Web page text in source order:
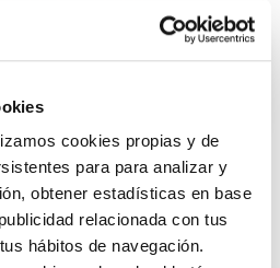
cookies propias y de
para para analizar y
obtener estadísticas en base
relacionada con tus
hábitos de navegación.
€ /m²